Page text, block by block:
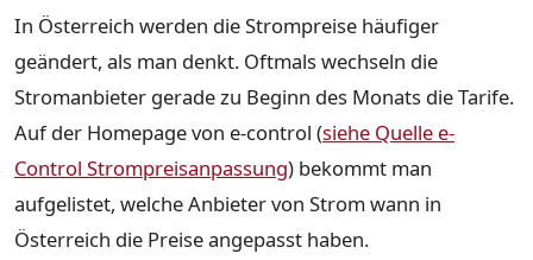
In Österreich werden die Strompreise häufiger
geändert, als man denkt. Oftmals wechseln die
Stromanbieter gerade zu Beginn des Monats die Tarife.
Auf der Homepage von e-control (siehe Quelle e-
Control Strompreisanpassung) bekommt man
aufgelistet, welche Anbieter von Strom wann in
Österreich die Preise angepasst haben.